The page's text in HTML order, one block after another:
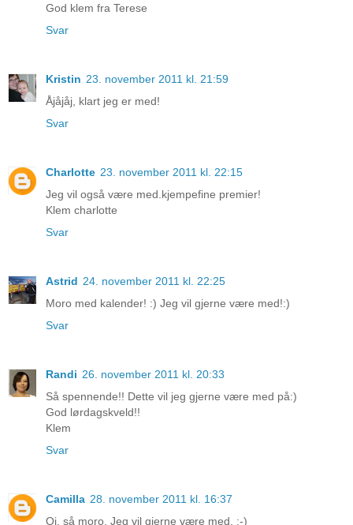
God klem fra Terese
Svar
Kristin 23. november 2011 kl. 21:59
Åjåjåj, klart jeg er med!
Svar
Charlotte 23. november 2011 kl. 22:15
Jeg vil også være med.kjempefine premier!
Klem charlotte
Svar
Astrid 24. november 2011 kl. 22:25
Moro med kalender! :) Jeg vil gjerne være med!:)
Svar
Randi 26. november 2011 kl. 20:33
Så spennende!! Dette vil jeg gjerne være med på:)
God lørdagskveld!!
Klem
Svar
Camilla 28. november 2011 kl. 16:37
Oj, så moro. Jeg vil gjerne være med. :-)